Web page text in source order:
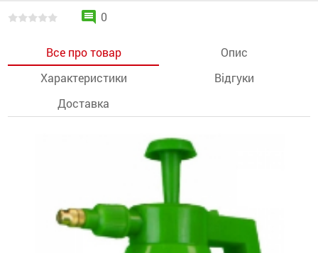
comment 0
Все про товар
Опис
Характеристики
Відгуки
Доставка